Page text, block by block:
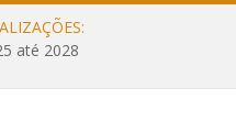
até 2028